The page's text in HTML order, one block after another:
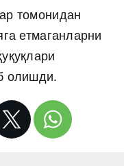
томонидан
етмаганларни
олишди.